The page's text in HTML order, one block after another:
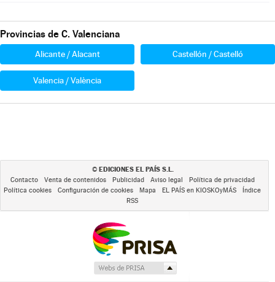
Provincias de C. Valenciana
Alicante / Alacant Castellón / Castelló
Valencia / València
© EDICIONES EL PAÍS S.L.
Contacto Venta de contenidos Publicidad Aviso legal
Política de privacidad
Política cookies
Configuración de cookies Mapa EL PAÍS en KIOSKOyMÁS
Índice
RSS